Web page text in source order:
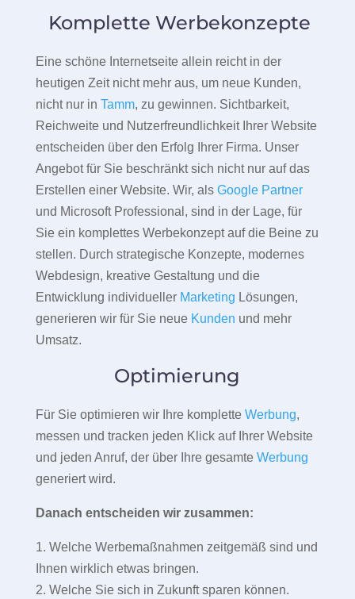
Komplette Werbekonzepte
Eine schöne Internetseite allein reicht in der
heutigen Zeit nicht mehr aus, um neue Kunden,
nicht nur in Tamm, zu gewinnen. Sichtbarkeit,
Reichweite und Nutzerfreundlichkeit Ihrer Website
entscheiden über den Erfolg Ihrer Firma. Unser
Angebot für Sie beschränkt sich nicht nur auf das
Erstellen einer Website. Wir, als Google Partner
und Microsoft Professional, sind in der Lage, für
Sie ein komplettes Werbekonzept auf die Beine zu
stellen. Durch strategische Konzepte, modernes
Webdesign, kreative Gestaltung und die
Entwicklung individueller Marketing Lösungen,
generieren wir für Sie neue Kunden und mehr
Umsatz.
Optimierung
Für Sie optimieren wir Ihre komplette Werbung,
messen und tracken jeden Klick auf Ihrer Website
und jeden Anruf, der über Ihre gesamte Werbung
generiert wird.
Danach entscheiden wir zusammen:
1. Welche Werbemaßnahmen zeitgemäß sind und
Ihnen wirklich etwas bringen.
2. Welche Sie sich in Zukunft sparen können.